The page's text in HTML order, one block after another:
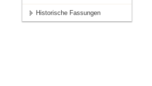
Historische Fassungen